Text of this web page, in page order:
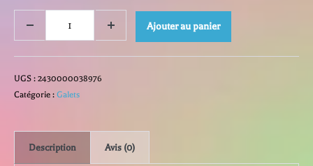
quantité
de
Jaspe
Rouge
Ajouter au panier
UGS : 2430000038976
Catégorie : Galets
Description Avis (0)